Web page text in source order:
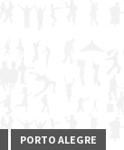
PORTO ALEGRE